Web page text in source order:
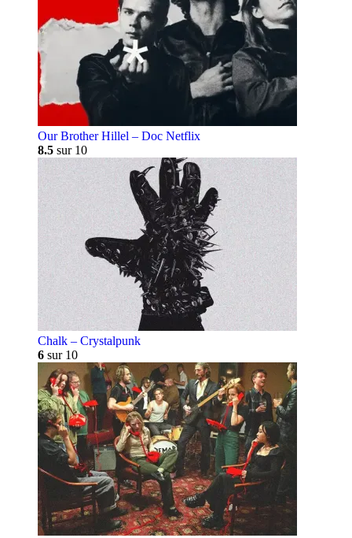
Our Brother Hillel – Doc Netflix
8.5 sur 10
Chalk – Crystalpunk
6 sur 10